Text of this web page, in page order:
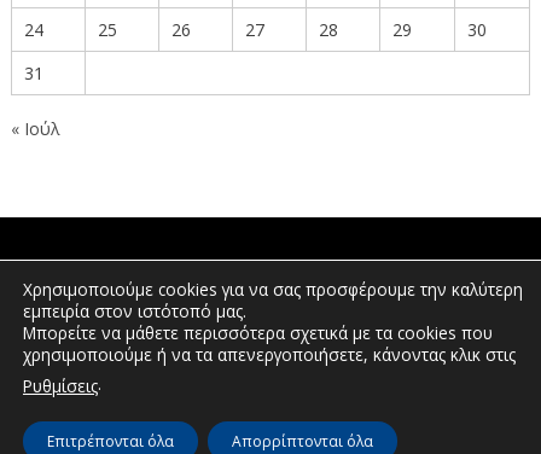
24
25 26 27 28 29
30
31
« Ιούλ
ΠΟΛΙΤΕΣ
ΕΠΕΝΔΥΤΕΣ
Χρησιμοποιούμε cookies για να σας προσφέρουμε την καλύτερη
εμπειρία στον ιστότοπό μας.
Μπορείτε να μάθετε περισσότερα σχετικά με τα cookies που
χρησιμοποιούμε ή να τα απενεργοποιήσετε, κάνοντας κλικ στις
Ρυθμίσεις.
Επιτρέπονται όλα Απορρίπτονται όλα